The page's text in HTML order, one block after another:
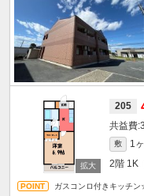
205
敷 1
2階 1K
ガスコンロ付きキッチ